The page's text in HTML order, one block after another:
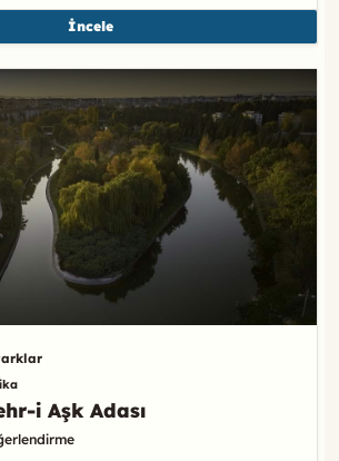
İncele
i Aşk Adası